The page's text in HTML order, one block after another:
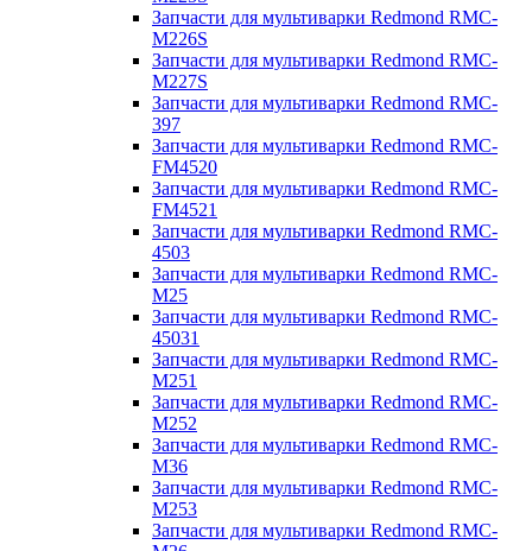
Запчасти для мультиварки Redmond RMC-
M226S
Запчасти для мультиварки Redmond RMC-
M227S
Запчасти для мультиварки Redmond RMC-
397
Запчасти для мультиварки Redmond RMC-
FM4520
Запчасти для мультиварки Redmond RMC-
FM4521
Запчасти для мультиварки Redmond RMC-
4503
Запчасти для мультиварки Redmond RMC-
M25
Запчасти для мультиварки Redmond RMC-
45031
Запчасти для мультиварки Redmond RMC-
M251
Запчасти для мультиварки Redmond RMC-
M252
Запчасти для мультиварки Redmond RMC-
M36
Запчасти для мультиварки Redmond RMC-
M253
Запчасти для мультиварки Redmond RMC-